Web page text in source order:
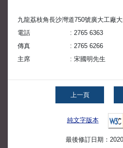
九龍荔枝角長沙灣道750號廣大工廠
電話
2765 6363
傳真
2765 6266
主席
宋國明先生
上一頁
純文字版本
最後修訂日期：